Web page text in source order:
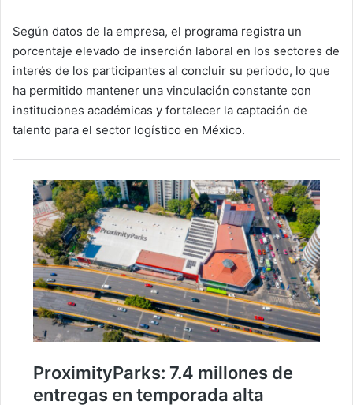
Según datos de la empresa, el programa registra un
porcentaje elevado de inserción laboral en los sectores de
interés de los participantes al concluir su periodo, lo que
ha permitido mantener una vinculación constante con
instituciones académicas y fortalecer la captación de
talento para el sector logístico en México.